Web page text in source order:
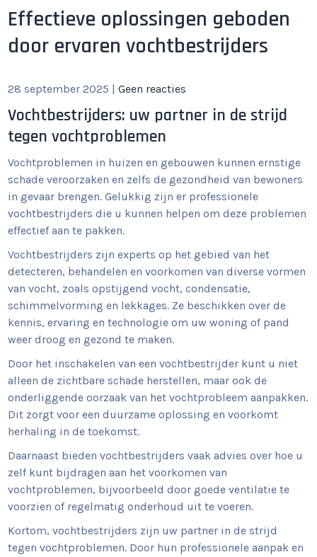
Effectieve oplossingen geboden
door ervaren vochtbestrijders
28 september 2025 |Geen reacties
Vochtbestrijders: uw partner in de strijd
tegen vochtproblemen
Vochtproblemen in huizen en gebouwen kunnen ernstige
schade veroorzaken en zelfs de gezondheid van bewoners
in gevaar brengen. Gelukkig zijn er professionele
vochtbestrijders die u kunnen helpen om deze problemen
effectief aan te pakken.
Vochtbestrijders zijn experts op het gebied van het
detecteren, behandelen en voorkomen van diverse vormen
van vocht, zoals opstijgend vocht, condensatie,
schimmelvorming en lekkages. Ze beschikken over de
kennis, ervaring en technologie om uw woning of pand
weer droog en gezond te maken.
Door het inschakelen van een vochtbestrijder kunt u niet
alleen de zichtbare schade herstellen, maar ook de
onderliggende oorzaak van het vochtprobleem aanpakken.
Dit zorgt voor een duurzame oplossing en voorkomt
herhaling in de toekomst.
Daarnaast bieden vochtbestrijders vaak advies over hoe u
zelf kunt bijdragen aan het voorkomen van
vochtproblemen, bijvoorbeeld door goede ventilatie te
voorzien of regelmatig onderhoud uit te voeren.
Kortom, vochtbestrijders zijn uw partner in de strijd
tegen vochtproblemen. Door hun professionele aanpak en